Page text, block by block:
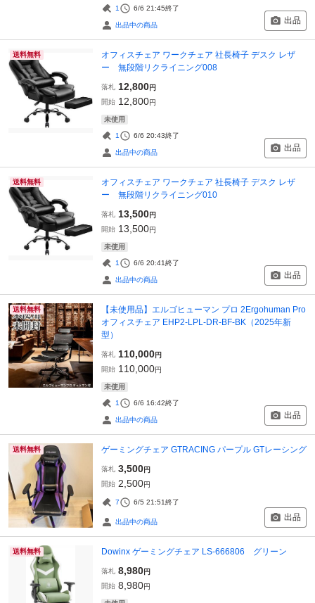
1 6/6 21:45終了
出品中の商品 出品
送料無料
オフィスチェア ワークチェア 社長椅子 デスク レザ
ー 無段階リクライニング008
落札 12,800円
開始 12,800円
未使用
1 6/6 20:43終了
出品中の商品 出品
送料無料
オフィスチェア ワークチェア 社長椅子 デスク レザ
ー 無段階リクライニング010
落札 13,500円
開始 13,500円
未使用
1 6/6 20:41終了
出品中の商品 出品
送料無料
【未使用品】エルゴヒューマン プロ 2Ergohuman Pro
オフィスチェア EHP2-LPL-DR-BF-BK（2025年新
型）
落札 110,000円
開始 110,000円
未使用
1 6/6 16:42終了
出品中の商品 出品
送料無料 ゲーミングチェア GTRACING パープル GTレーシング
落札 3,500円
開始 2,500円
7 6/5 21:51終了
出品中の商品 出品
送料無料 Dowinx ゲーミングチェア LS-666806 グリーン
落札 8,980円
開始 8,980円